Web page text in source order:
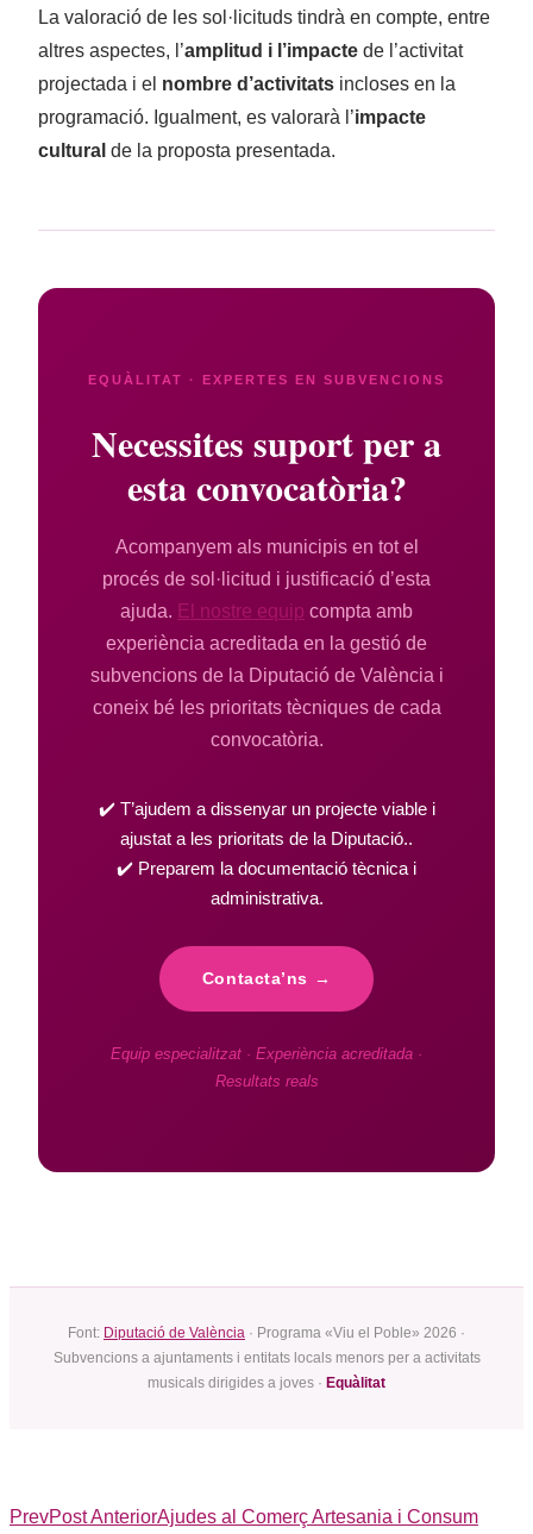
La valoració de les sol·licituds tindrà en compte, entre
altres aspectes, l’amplitud i l’impacte de l’activitat
projectada i el nombre d’activitats incloses en la
programació. Igualment, es valorarà l’impacte
cultural de la proposta presentada.
EQUÀLITAT · EXPERTES EN SUBVENCIONS
Necessites suport per a
esta convocatòria?
Acompanyem als municipis en tot el
procés de sol·licitud i justificació d’esta
ajuda. El nostre equip compta amb
experiència acreditada en la gestió de
subvencions de la Diputació de València i
coneix bé les prioritats tècniques de cada
convocatòria.
✔️ T’ajudem a dissenyar un projecte viable i
ajustat a les prioritats de la Diputació..
✔️ Preparem la documentació tècnica i
administrativa.
Contacta’ns →
Equip especialitzat · Experiència acreditada ·
Resultats reals
Font: Diputació de València · Programa «Viu el Poble» 2026 ·
Subvencions a ajuntaments i entitats locals menors per a activitats
musicals dirigides a joves · Equàlitat
PrevPost AnteriorAjudes al Comerç Artesania i Consum